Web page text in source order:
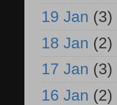
19 Jan (3)
18 Jan (2)
17 Jan (3)
16 Jan (2)